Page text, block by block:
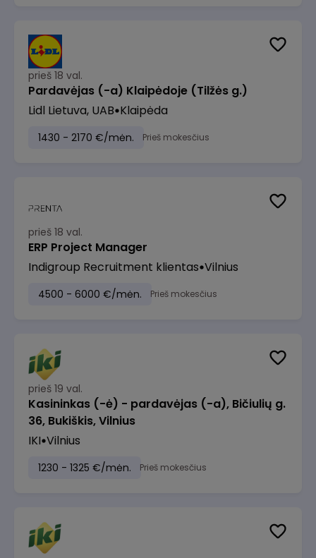
prieš 18 val.
Pardavėjas (-a) Klaipėdoje (Tilžės g.)
Lidl Lietuva, UAB Klaipėda
1430 - 2170 €/mėn. Prieš mokesčius
prieš 18 val.
ERP Project Manager
Indigroup Recruitment klientas Vilnius
4500 - 6000 €/mėn. Prieš mokesčius
prieš 19 val.
Kasininkas (-ė) - pardavėjas (-a), Bičiulių g.
36, Bukiškis, Vilnius
IKI Vilnius
1230 - 1325 €/mėn. Prieš mokesčius